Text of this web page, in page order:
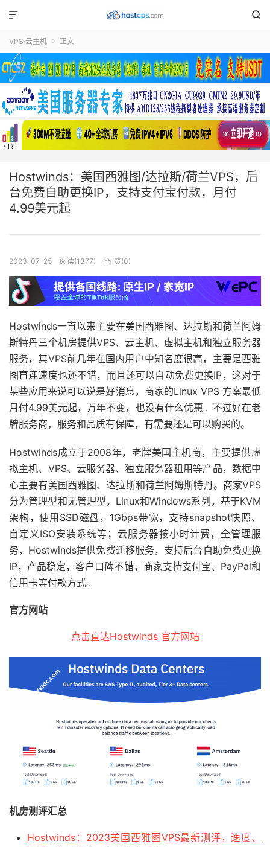


VPS·云主机  正文
Hostwinds：美国西雅图/达拉斯/荷兰VPS，后
台免费自助更换IP，支持支付宝付款，月付
4.99美元起
2023-07-25 阅读(1377)  赞(0)
Hostwinds一直以来主要在美国西雅图、达拉斯和荷兰阿姆
斯特丹三个机房提供VPS、云主机、虚拟主机和独立服务器
服务，其VPS前几年在国内用户中知名度很高，主要是西雅
图直连速度也还不错，而且还可以自动免费更换IP，这对于
某些应用来说可以说是好消息，商家的Linux VPS 方案最低
月付4.99美元起，万年不变，也没有什么优惠。不过好在老
牌服务商，服务和品质有保障，有需要还是可以购买的。
Hostwinds成立于2008年，老牌美国主机商，主要提供虚
拟主机、VPS、云服务器、独立服务器租用等产品，数据中
心主要有美国西雅图、达拉斯和荷兰阿姆斯特丹。商家VPS
分为管理型和无管理型，Linux和Windows系列，基于KVM
架构，使用SSD磁盘，1Gbps带宽，支持snapshot快照、
自定义ISO安装系统等；云服务器按小时计费，全管理服
务，Hostwinds提供免费迁移服务，支持后台自助免费更换
IP，产品稳定，客户口碑不错，商家支持支付宝、PayPal和
信用卡等付款方式。
官方网站
点击直达Hostwinds 官方网站
机房测评汇总
Hostwinds：2023美国西雅图VPS最新测评，速度、